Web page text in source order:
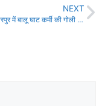
NEXT
बाढ़- बख्तियारपुर में बालू घाट कर्मी की गोली मार कर हत्या, जाँच में जुटी पुलिस!